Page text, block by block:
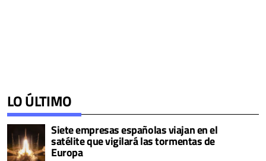
LO ÚLTIMO
Siete empresas españolas viajan en el
satélite que vigilará las tormentas de
Europa